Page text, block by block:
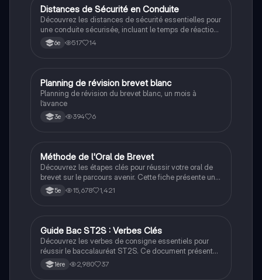
de circulation.
Orientation
Distances de Sécurité en Conduite
Découvrez les distances de sécurité essentielles pour
une conduite sécurisée, incluant le temps de réaction,
la distance d'arrêt, et l'importance des systèmes
d'aide à la conduite comme l'ABS et l'ESP. Ce
véhicule. Type: Fiche de révision.
6e 517 14
Méthodo
Planning de révision brevet blanc
Planning de révision du brevet blanc, un mois à
l’avance
3e 394 6
Français
Méthode de l'Oral de Brevet
Découvrez les étapes clés pour réussir votre oral de
brevet sur le parcours avenir. Cette fiche présente une
méthode structurée incluant l'introduction, le
développement, la conclusion et des conseils
à répondre efficacement aux questions du jury.
5e 15,678 1,421
ST2S
Guide Bac ST2S : Verbes Clés
Découvrez les verbes de consigne essentiels pour
réussir le baccalauréat ST2S. Ce document présente
les compétences à maîtriser, les modules du
programme, et les méthodes d'intervention en santé
1ère 2,980 37